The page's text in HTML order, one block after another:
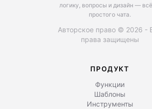
логику, вопросы и дизайн —
простого чата.
Авторское право © 2026 -
права защищены
ПРОДУКТ
Функции
Шаблоны
Инструменты